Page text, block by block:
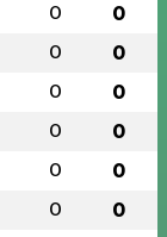
0 0
0 0
0 0
0 0
0 0
0 0